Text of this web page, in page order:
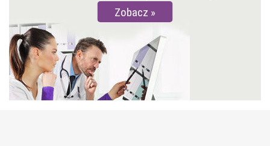
Zobacz